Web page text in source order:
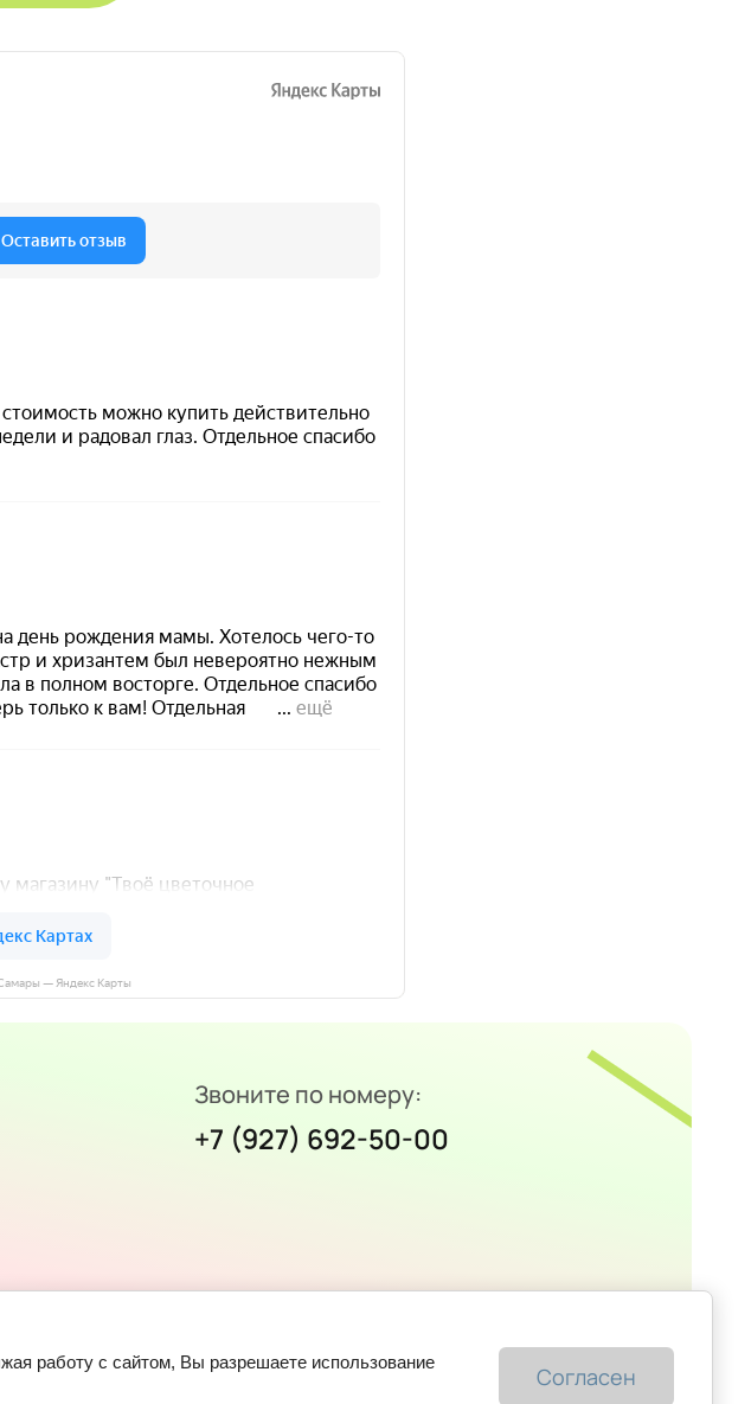
— Яндекс Карты
Звоните по номеру:
+7 (927) 692-50-00
работу с сайтом, Вы разрешаете использование
Согласен